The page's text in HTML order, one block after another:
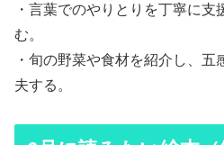
・言葉でのやりとりを丁寧に
む。
・旬の野菜や食材を紹介し、
夫する。